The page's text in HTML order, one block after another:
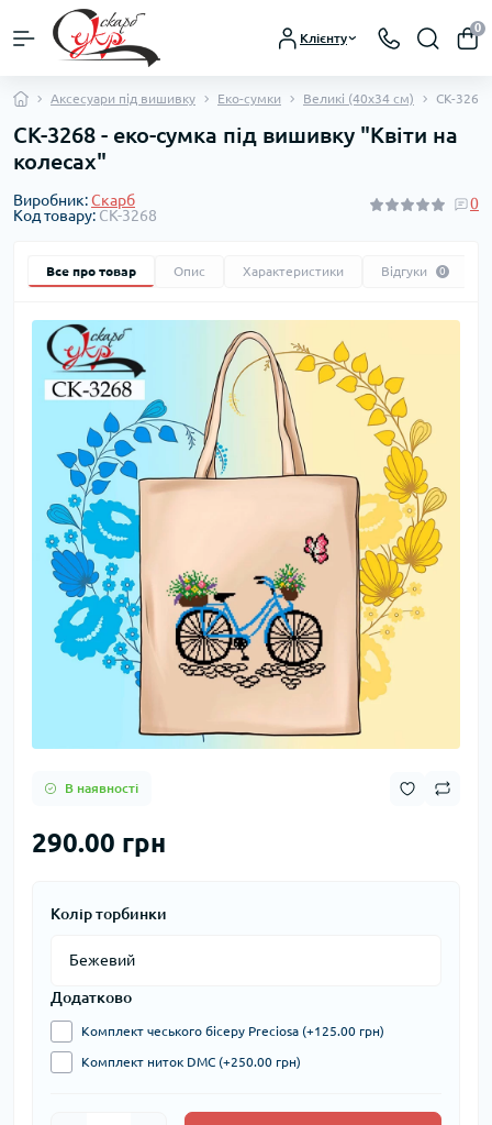
Клієнту
0
Аксесуари під вишивку Еко-сумки Великі (40х34 см) СК-3268
СК-3268 - еко-сумка під вишивку "Квіти на
колесах"
Виробник:Скарб
Код товару: СК-3268
0
Все про товар Опис Характеристики Відгуки 0
В наявності
290.00 грн
Колір торбинки
Додатково
Комплект чеського бісеру Preciosa (+125.00 грн)
Комплект ниток DMC (+250.00 грн)